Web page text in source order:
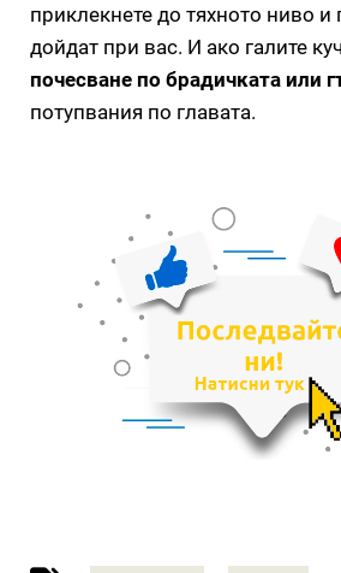
приклекнете до тяхното ниво и
дойдат при вас. И ако галите
почесване по брадичката или
потупвания по главата.